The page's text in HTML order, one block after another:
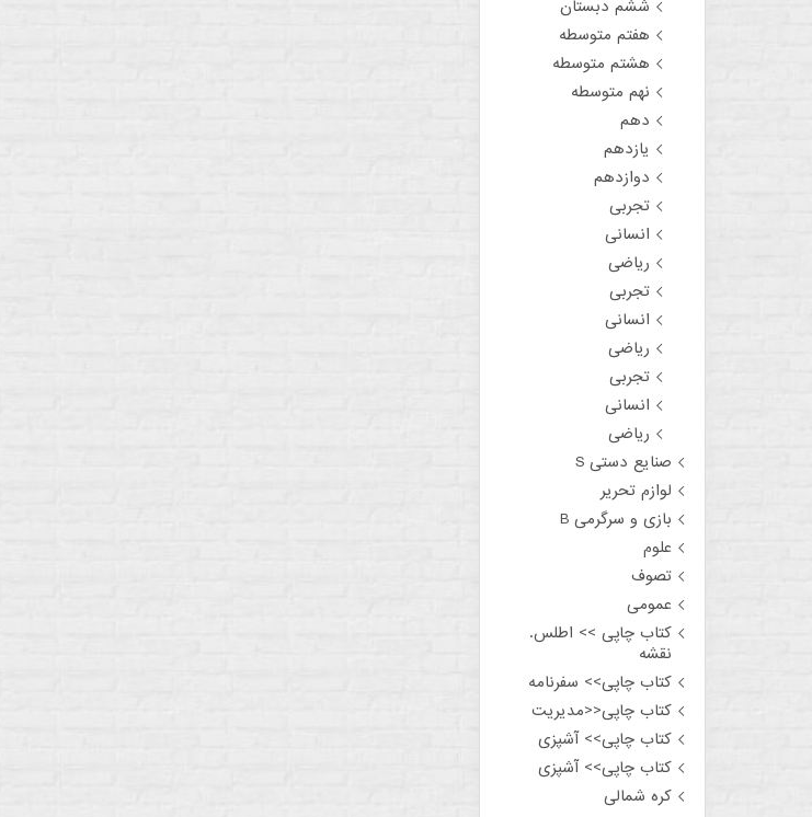
ششم دبستان
هفتم متوسطه
هشتم متوسطه
نهم متوسطه
دهم
یازدهم
دوازدهم
تجربی
انسانی
ریاضی
تجربی
انسانی
ریاضی
تجربی
انسانی
ریاضی
صنایع دستی S
لوازم تحریر
بازی و سرگرمی B
علوم
تصوف
عمومی
کتاب چاپی >> اطلس.
نقشه
کتاب چاپی>> سفرنامه
کتاب چاپی<<مدیریت
کتاب چاپی>> آشپزی
کتاب چاپی>> آشپزی
کره شمالی